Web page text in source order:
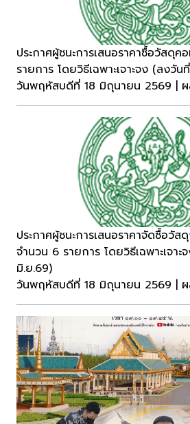
ประกาศผู้ชนะการเสนอราคาซื้อวัสดุ
รายการ โดยวิธีเฉพาะเจาะจง (ลงวั
วันพฤหัสบดีที่ 18 มิถุนายน 2569 |
ประกาศผู้ชนะการเสนอราคาจัดซื้อวัส
จำนวน 6 รายการ โดยวิธีเฉพาะเจา
มิ.ย.69)
วันพฤหัสบดีที่ 18 มิถุนายน 2569 |